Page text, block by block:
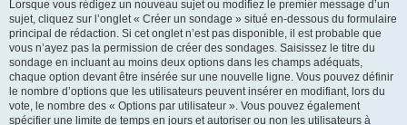
Lorsque vous rédigez un nouveau sujet ou modifiez le premier message d’un
sujet, cliquez sur l’onglet « Créer un sondage » situé en-dessous du formulaire
principal de rédaction. Si cet onglet n’est pas disponible, il est probable que
vous n’ayez pas la permission de créer des sondages. Saisissez le titre du
sondage en incluant au moins deux options dans les champs adéquats,
chaque option devant être insérée sur une nouvelle ligne. Vous pouvez définir
le nombre d’options que les utilisateurs peuvent insérer en modifiant, lors du
vote, le nombre des « Options par utilisateur ». Vous pouvez également
spécifier une limite de temps en jours et autoriser ou non les utilisateurs à